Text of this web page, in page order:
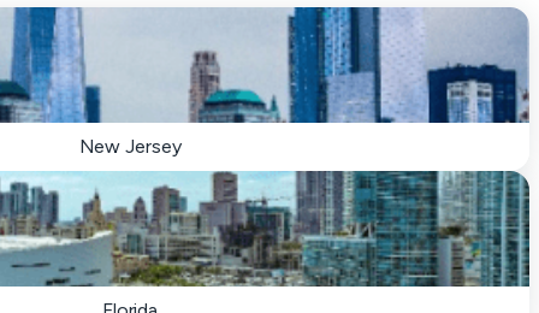
New Jersey